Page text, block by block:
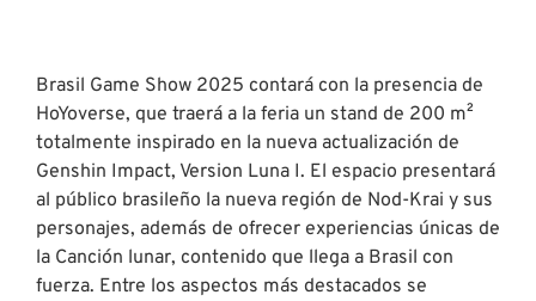
Brasil Game Show 2025 contará con la presencia de
HoYoverse, que traerá a la feria un stand de 200 m²
totalmente inspirado en la nueva actualización de
Genshin Impact, Version Luna I. El espacio presentará
al público brasileño la nueva región de Nod-Krai y sus
personajes, además de ofrecer experiencias únicas de
la Canción lunar, contenido que llega a Brasil con
fuerza. Entre los aspectos más destacados se